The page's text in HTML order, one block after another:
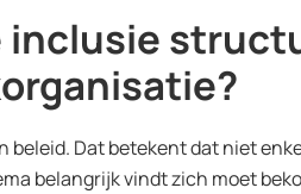
inclusie
beleid. Dat betekent dat niet
belangrijk vindt zich moet